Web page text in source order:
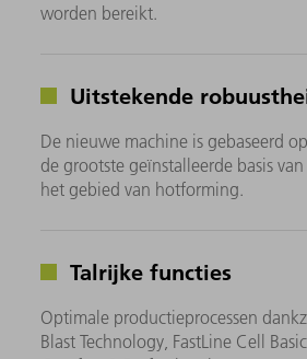
worden bereikt.
Uitstekende
De nieuwe machine is gebaseerd
de grootste geïnstalleerde basis
het gebied van hotforming.
Talrijke functies
Optimale productieprocessen
Blast Technology, FastLine Cell